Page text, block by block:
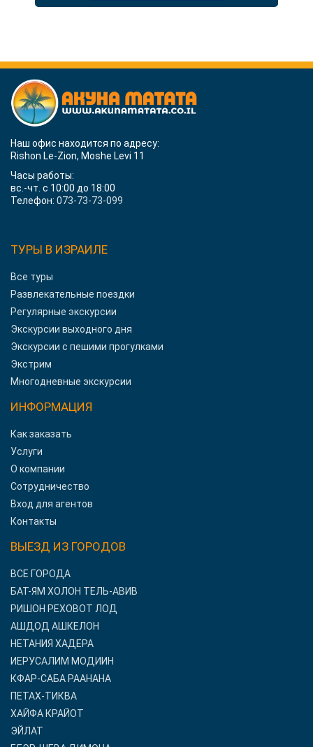
Наш офис находится по адресу:
Rishon Le-Zion, Moshe Levi 11
Часы работы:
вс.-чт. с 10:00 до 18:00
Телефон: 073-73-73-099
ТУРЫ В ИЗРАИЛЕ
Все туры
Развлекательные поездки
Регулярные экскурсии
Экскурсии выходного дня
Экскурсии с пешими прогулками
Экстрим
Многодневные экскурсии
ИНФОРМАЦИЯ
Как заказать
Услуги
О компании
Сотрудничество
Вход для агентов
Контакты
ВЫЕЗД ИЗ ГОРОДОВ
ВСЕ ГОРОДА
БАТ-ЯМ ХОЛОН ТЕЛЬ-АВИВ
РИШОН РЕХОВОТ ЛОД
АШДОД АШКЕЛОН
НЕТАНИЯ ХАДЕРА
ИЕРУСАЛИМ МОДИИН
КФАР-САБА РААНАНА
ПЕТАХ-ТИКВА
ХАЙФА КРАЙОТ
ЭЙЛАТ